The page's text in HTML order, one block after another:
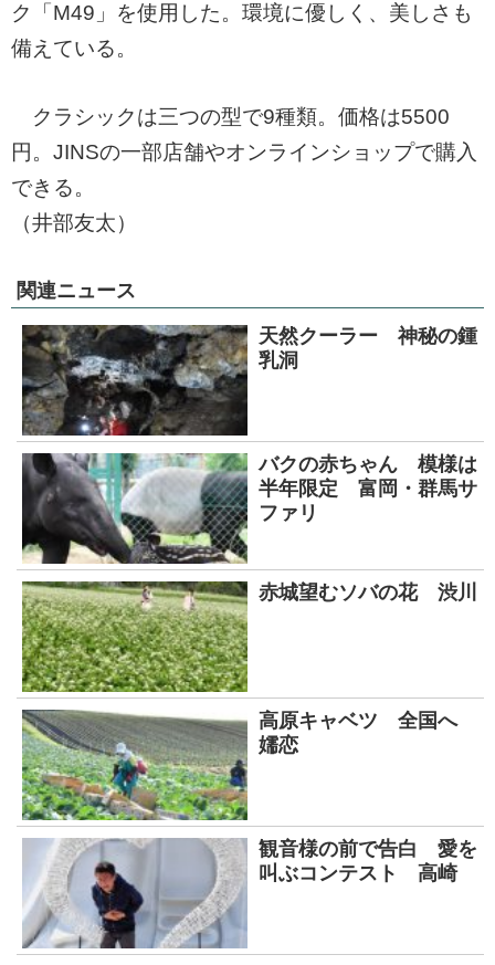
ク「M49」を使用した。環境に優しく、美しさも
備えている。
クラシックは三つの型で9種類。価格は5500
円。JINSの一部店舗やオンラインショップで購入
できる。
（井部友太）
関連ニュース
天然クーラー 神秘の鍾
乳洞
バクの赤ちゃん 模様は
半年限定 富岡・群馬サ
ファリ
赤城望むソバの花 渋川
高原キャベツ 全国へ
嬬恋
観音様の前で告白 愛を
叫ぶコンテスト 高崎